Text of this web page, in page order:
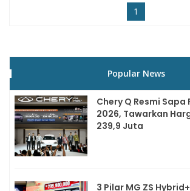
1
Popular News
Chery Q Resmi Sapa
2026, Tawarkan
239,9 Juta
3 Pilar MG ZS